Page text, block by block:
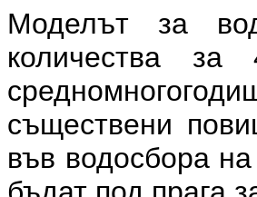
Моделът за
количества
съществени
във водосбора